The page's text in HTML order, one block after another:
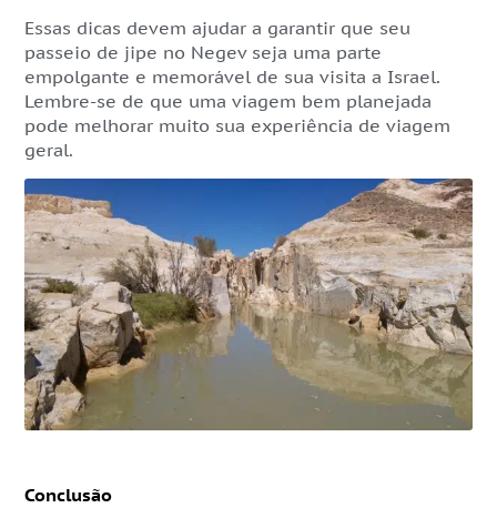
Essas dicas devem ajudar a garantir que seu
passeio de jipe no Negev seja uma parte
empolgante e memorável de sua visita a Israel.
Lembre-se de que uma viagem bem planejada
pode melhorar muito sua experiência de viagem
geral.
Conclusão